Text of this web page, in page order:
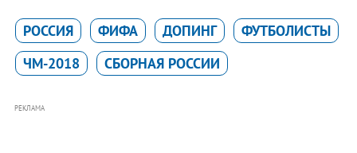
РОССИЯ ФИФА ДОПИНГ
ФУТБОЛИСТЫ
ЧМ-2018
СБОРНАЯ РОССИИ
РЕКЛАМА